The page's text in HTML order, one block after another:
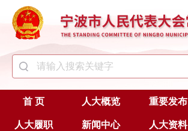
首 页 人大概览 重要发布
人大履职 新闻中心 人大资料